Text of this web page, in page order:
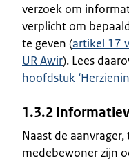
verzoek om
verplicht om
te geven (artikel 17
UR Awir). Lees
hoofdstuk
1.3.2
Naast de
medebewoner zijn